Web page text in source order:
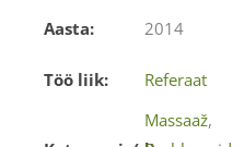
Aasta: 2014
Töö liik: Referaat
Massaaž,